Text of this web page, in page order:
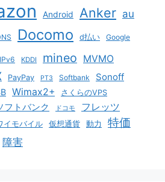
Android Anker au
Docomo d払い Google
IPv6 KDDI mineo MVMO
PayPay PT3 Softbank Sonoff
Wimax2+ さくらのVPS
フトバンク ドコモ フレッツ
イモバイル 仮想通貨 動力 特価
障害